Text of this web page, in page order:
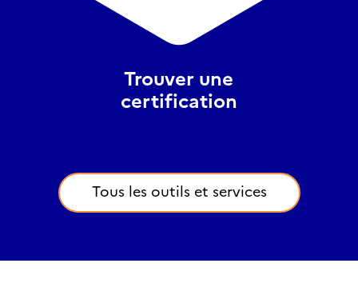
Trouver une
certification
Tous les outils et services